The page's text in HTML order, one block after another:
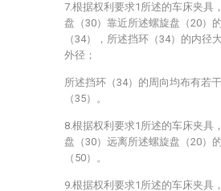
7.根据权利要求1所述的车床夹具
盘（30）靠近所述螺旋盘（20）
（34），所述挡环（34）的内径
外径；
所述挡环（34）的周向均布有若
（35）。
8.根据权利要求1所述的车床夹具
盘（30）远离所述螺旋盘（20）
（50）。
9.根据权利要求1所述的车床夹具